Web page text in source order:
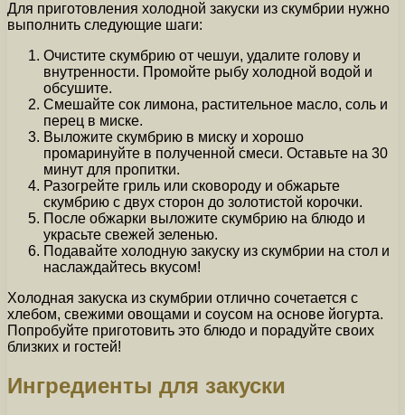
Для приготовления холодной закуски из скумбрии нужно
выполнить следующие шаги:
Очистите скумбрию от чешуи, удалите голову и
внутренности. Промойте рыбу холодной водой и
обсушите.
Смешайте сок лимона, растительное масло, соль и
перец в миске.
Выложите скумбрию в миску и хорошо
промаринуйте в полученной смеси. Оставьте на 30
минут для пропитки.
Разогрейте гриль или сковороду и обжарьте
скумбрию с двух сторон до золотистой корочки.
После обжарки выложите скумбрию на блюдо и
украсьте свежей зеленью.
Подавайте холодную закуску из скумбрии на стол и
наслаждайтесь вкусом!
Холодная закуска из скумбрии отлично сочетается с
хлебом, свежими овощами и соусом на основе йогурта.
Попробуйте приготовить это блюдо и порадуйте своих
близких и гостей!
Ингредиенты для закуски